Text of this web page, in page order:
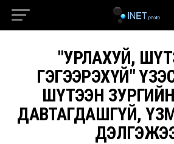
"УРЛАХУЙ,
ГЭГЭЭРЭХҮЙ"
ШҮТЭЭН
ДАВТАГДАШГҮЙ,